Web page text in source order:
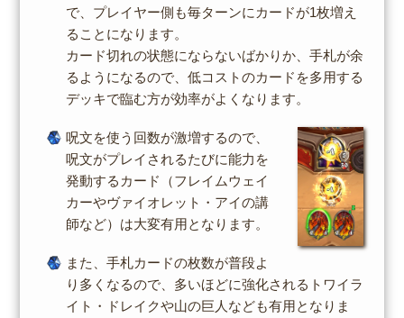
で、プレイヤー側も毎ターンにカードが1枚増え
ることになります。
カード切れの状態にならないばかりか、手札が余
るようになるので、低コストのカードを多用する
デッキで臨む方が効率がよくなります。
呪文を使う回数が激増するので、
呪文がプレイされるたびに能力を
発動するカード（フレイムウェイ
カーやヴァイオレット・アイの講
師など）は大変有用となります。
また、手札カードの枚数が普段よ
り多くなるので、多いほどに強化されるトワイラ
イト・ドレイクや山の巨人なども有用となりま